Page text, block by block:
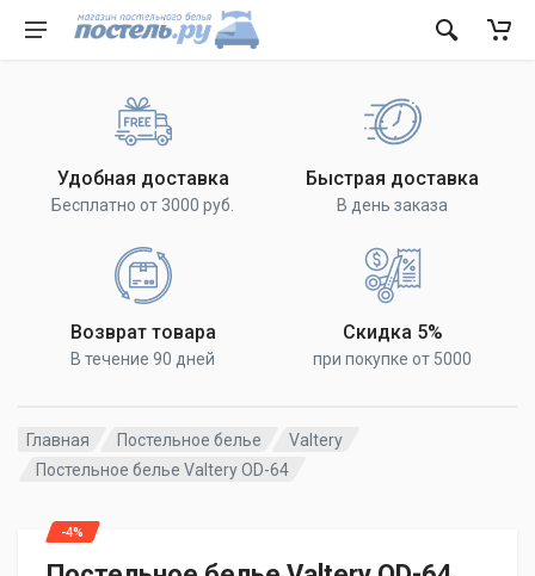
Удобная доставка
Бесплатно от 3000 руб.
Быстрая доставка
В день заказа
Возврат товара
В течение 90 дней
Скидка 5%
при покупке от 5000
Главная Постельное белье
Valtery
Постельное белье Valtery OD-64
-4%